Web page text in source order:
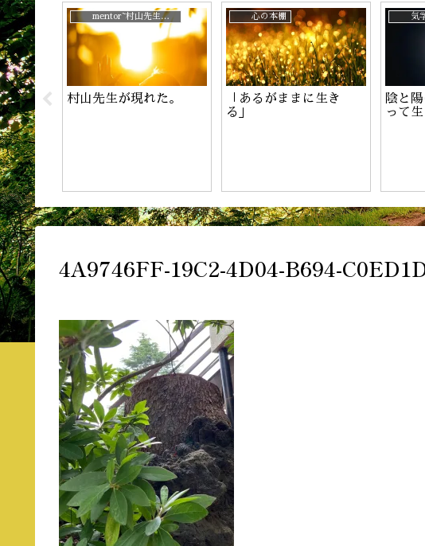
じ？
mentor~村山先生と。
村山先生が現れた。
心の本棚
「あるがままに生き
る」
気
陰と
って
4A9746FF-19C2-4D04-B694-